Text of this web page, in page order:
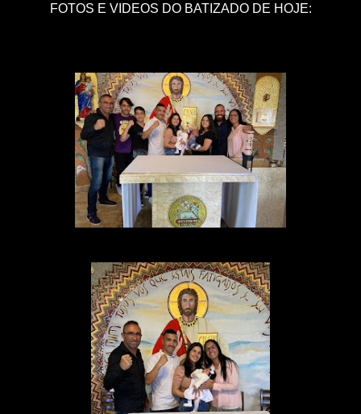
FOTOS E VIDEOS DO BATIZADO DE HOJE: